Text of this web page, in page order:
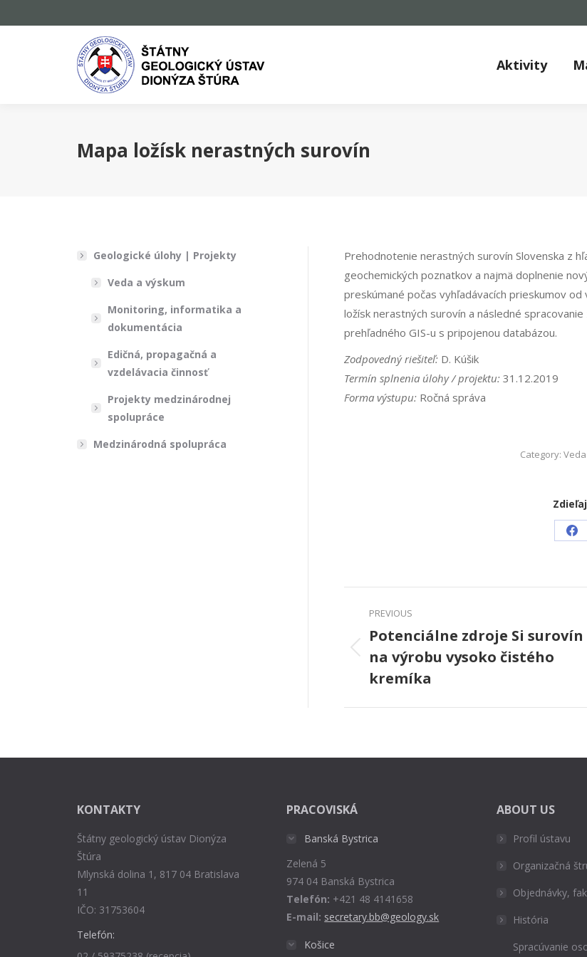
Aktivity
Mapa ložísk nerastných surovín
Prehodnotenie nerastných surovín Slovenska z
geochemických poznatkov a najmä doplnenie
preskúmané počas vyhľadávacích prieskumov
ložísk nerastných surovín a následné
prehľadného GIS-u s pripojenou databázou.
Zodpovedný riešiteľ:D. Kúšik
Termín splnenia úlohy / projektu:31.12.2019
Forma výstupu:Ročná správa
Category:
Project
navigation
PREVIOUS
Previous
project:
Potenciálne zdroje Si surovín
na výrobu vysoko čistého
kremíka
Geologické úlohy | Projekty
Veda a výskum
Monitoring, informatika a
dokumentácia
Edičná, propagačná a
vzdelávacia činnosť
Projekty medzinárodnej
spolupráce
Medzinárodná spolupráca
KONTAKTY
Štátny geologický ústav Dionýza
Štúra
Mlynská dolina 1, 817 04 Bratislava
11
IČO: 31753604
Telefón:
PRACOVISKÁ
Banská Bystrica
Zelená 5
974 04 Banská Bystrica
Telefón: +421 48 4141658
E-mail: secretary.bb@geology.sk
Košice
ABOUT US
Profil ústavu
Organizačná
Objednávky,
História
Spracúvanie